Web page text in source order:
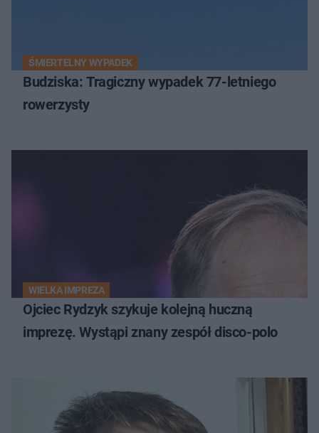
ŚMIERTELNY WYPADEK
Budziska: Tragiczny wypadek 77-letniego
rowerzysty
WIELKA IMPREZA
Ojciec Rydzyk szykuje kolejną huczną
imprezę. Wystąpi znany zespół disco-polo